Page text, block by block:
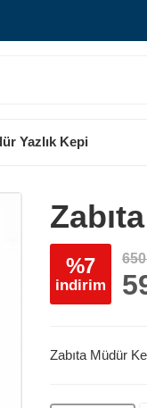
Yazlık Kepi
%7
indirim
Zabıta Müdür